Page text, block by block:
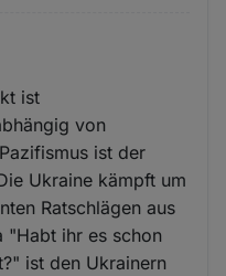
ist
von
ist der
Ukraine kämpft um
Ratschlägen aus
"Habt ihr es schon
ist den Ukrainern